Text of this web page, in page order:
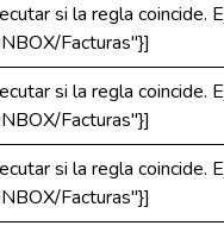
si la regla coincide.
Facturas"}]
si la regla coincide.
Facturas"}]
si la regla coincide.
Facturas"}]